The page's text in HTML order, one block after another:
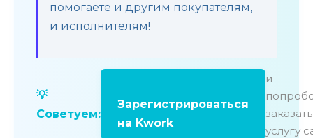
помогаете и другим покупателям,
и исполнителям!
💡
Советуем:
Зарегистрироваться
на Kwork
и
заказать
услугу